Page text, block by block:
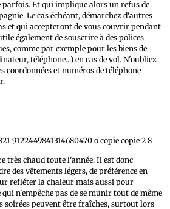
parfois. Et qui implique alors un refus de
Le cas échéant, démarchez d'autres
et qui accepteront de vous couvrir pendant
également de souscrire à des polices
comme par exemple pour les biens de
téléphone...) en cas de vol. N'oubliez
coordonnées et numéros de téléphone
très chaud toute l'année. Il est donc
des vêtements légers, de préférence en
refléter la chaleur mais aussi pour
n'empêche pas de se munir tout de même
soirées peuvent être fraîches, surtout lors